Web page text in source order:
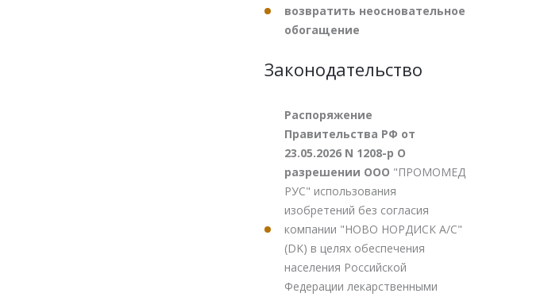
возвратить неосновательное
обогащение
Законодательство
Распоряжение
Правительства РФ от
23.05.2026 N 1208-р О
разрешении ООО "ПРОМОМЕД
РУС" использования
изобретений без согласия
компании "НОВО НОРДИСК А/С"
(DK) в целях обеспечения
населения Российской
Федерации лекарственными